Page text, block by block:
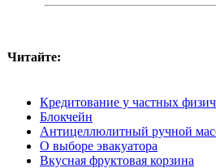
Читайте:
Кредитование у частных
Блокчейн
Антицеллюлитный ручной
О выборе эвакуатора
Вкусная фруктовая корзина